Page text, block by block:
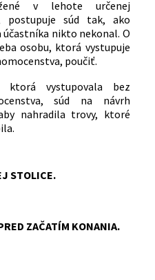
v lehote určenej
postupuje súd tak, ako
účastníka nikto nekonal. O
osobu, ktorá vystupuje
poučiť.
ktorá vystupovala bez
súd na návrh
nahradila trovy, ktoré
STOLICE.
ZAČATÍM KONANIA.